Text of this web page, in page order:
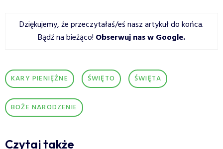
Dziękujemy, że przeczytałaś/eś nasz artykuł do końca.
Bądź na bieżąco! Obserwuj nas w Google.
KARY PIENIĘŻNE ŚWIĘTO ŚWIĘTA
BOŻE NARODZENIE
Czytaj także